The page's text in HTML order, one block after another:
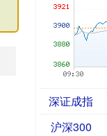
深证成指
沪深300